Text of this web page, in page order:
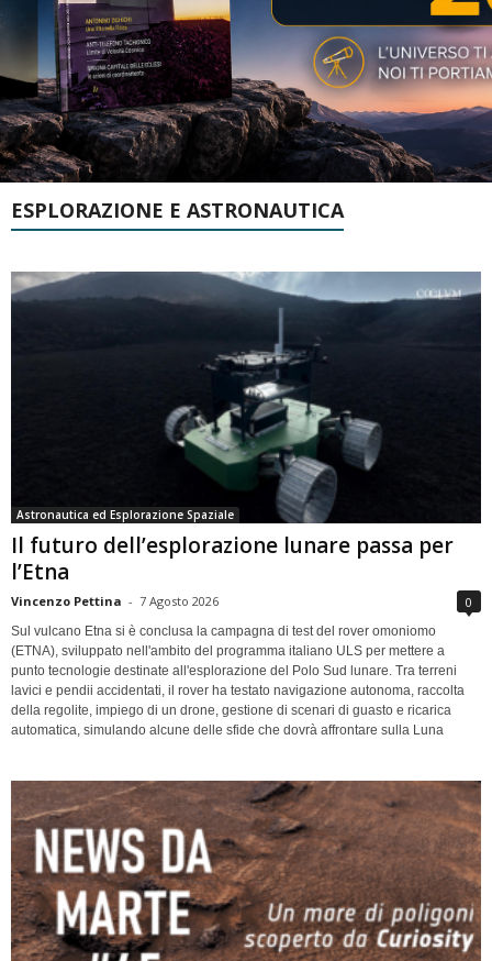
ESPLORAZIONE E ASTRONAUTICA
Astronautica ed Esplorazione Spaziale
Il futuro dell’esplorazione lunare passa per
l’Etna
Vincenzo Pettina - 7 Agosto 2026 0
Sul vulcano Etna si è conclusa la campagna di test del rover omoniomo
(ETNA), sviluppato nell'ambito del programma italiano ULS per mettere a
punto tecnologie destinate all'esplorazione del Polo Sud lunare. Tra terreni
lavici e pendii accidentati, il rover ha testato navigazione autonoma, raccolta
della regolite, impiego di un drone, gestione di scenari di guasto e ricarica
automatica, simulando alcune delle sfide che dovrà affrontare sulla Luna